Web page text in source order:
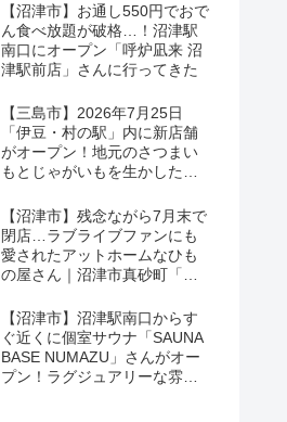
【沼津市】お通し550円でおで
ん食べ放題が破格…！沼津駅
南口にオープン「呼炉凪来 沼
津駅前店」さんに行ってきた
【三島市】2026年7月25日
「伊豆・村の駅」内に新店舗
がオープン！地元のさつまい
もとじゃがいもを生かしたベ
と足お先に実食レポ【PR】
【沼津市】残念ながら7月末で
閉店…ラブライブファンにも
愛されたアットホームなひも
の屋さん｜沼津市真砂町「渡
【沼津市】沼津駅南口からす
ぐ近くに個室サウナ「SAUNA
BASE NUMAZU」さんがオー
プン！ラグジュアリーな雰囲